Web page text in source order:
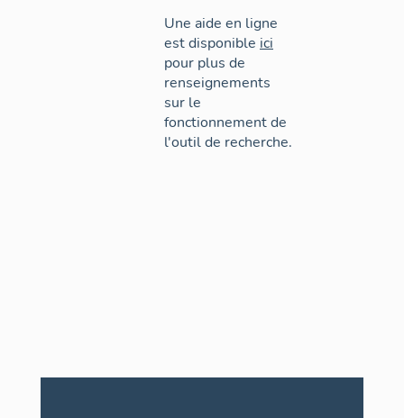
Une aide en ligne
est disponible ici
pour plus de
renseignements
sur le
fonctionnement de
l'outil de recherche.